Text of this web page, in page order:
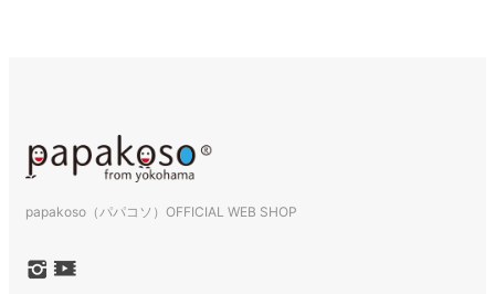
papakoso（パパコソ）OFFICIAL WEB SHOP